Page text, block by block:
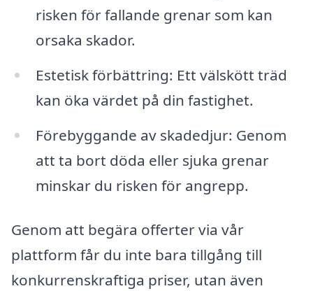
risken för fallande grenar som kan
orsaka skador.
Estetisk förbättring: Ett välskött träd
kan öka värdet på din fastighet.
Förebyggande av skadedjur: Genom
att ta bort döda eller sjuka grenar
minskar du risken för angrepp.
Genom att begära offerter via vår
plattform får du inte bara tillgång till
konkurrenskraftiga priser, utan även